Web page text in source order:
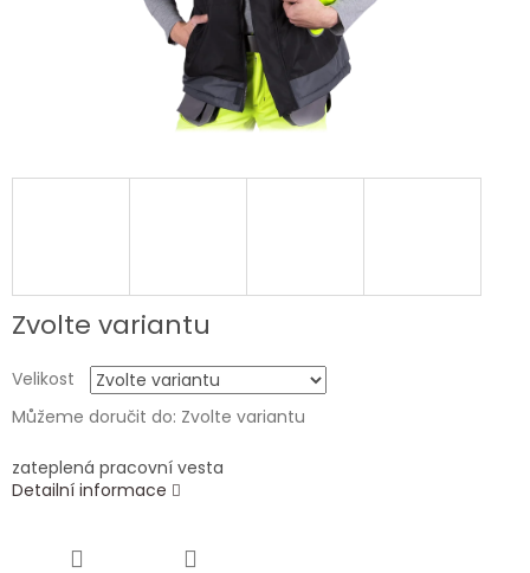
Zvolte variantu
Velikost
Můžeme doručit do: Zvolte variantu
zateplená pracovní vesta
Detailní informace